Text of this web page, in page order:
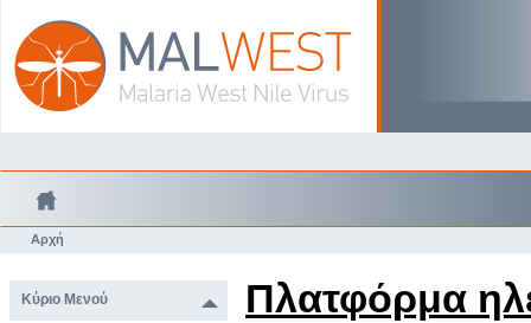
Αρχή
Πλατφόρμα
Κύριο Μενού